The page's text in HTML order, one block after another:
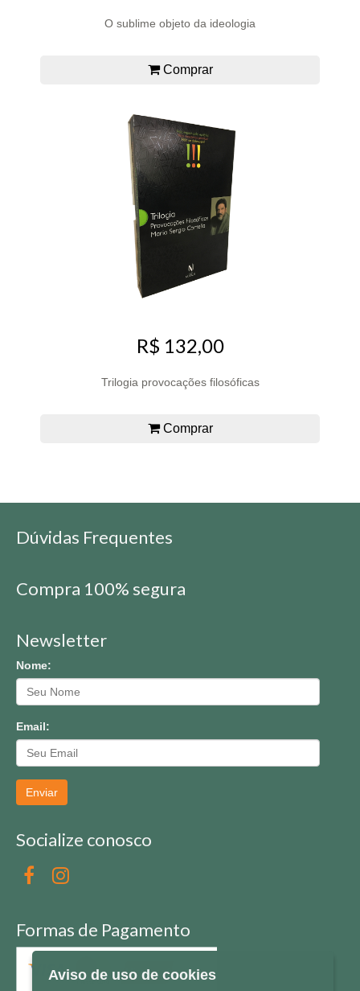
O sublime objeto da ideologia
Comprar
R$ 132,00
Trilogia provocações filosóficas
Comprar
Dúvidas Frequentes
Compra 100% segura
Newsletter
Nome:
Email:
Enviar
Socialize conosco
Formas de Pagamento
Aviso de uso de cookies